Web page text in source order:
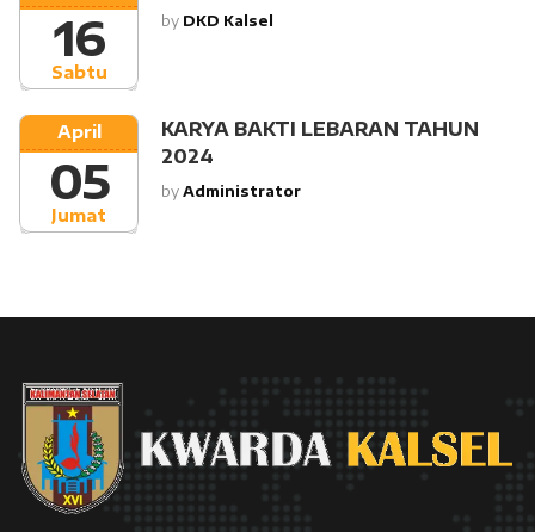
Sabtu
16 by DKD Kalsel
Jumat
April
05
KARYA BAKTI LEBARAN TAHUN
2024
by Administrator